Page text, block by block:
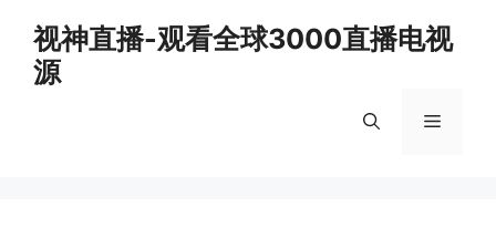
content
视神直播-观看全球3000直播电视
源
Menu